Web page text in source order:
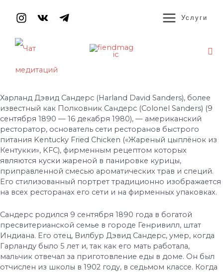
содержимому
Услуги
Харланд Дэвид Сандерс (Harland David Sanders), более
известный как Полковник Сандерс (Colonel Sanders) (9
сентября 1890 — 16 декабря 1980), — американский
ресторатор, основатель сети ресторанов быстрого
питания Kentucky Fried Chicken («Жареный цыплёнок из
Кентукки», KFC), фирменным рецептом которых
являются куски жареной в панировке курицы,
приправленной смесью ароматических трав и специй.
Его стилизованный портрет традиционно изображается
на всех ресторанах его сети и на фирменных упаковках.
Сандерс родился 9 сентября 1890 года в богатой
пресвитерианской семье в городе Генривилл, штат
Индиана. Его отец, Вилбур Дэвид Сандерс, умер, когда
Гарланду было 5 лет и, так как его мать работала,
мальчик отвечал за приготовление еды в доме. Он был
отчислен из школы в 1902 году, в седьмом классе. Когда
Навигация
записям